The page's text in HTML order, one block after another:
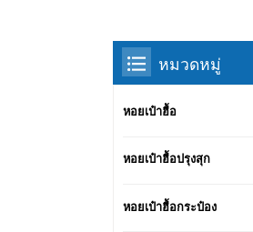
หมวดหมู่
หอยเป๋าฮื้อ
หอยเป๋าฮื้อปรุงสุก
หอยเป๋าฮื้อกระป๋อง